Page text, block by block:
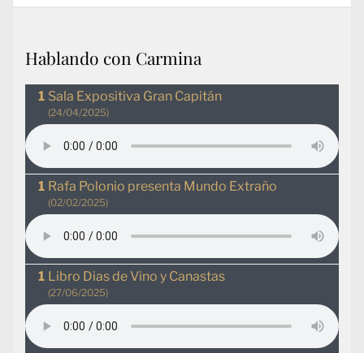
Hablando con Carmina
Sala Expositiva Gran Capitán
(24/04/2025)
Rafa Polonio presenta Mundo Extraño
(02/02/2025)
Libro Dias de Vino y Canastas
(27/06/2025)